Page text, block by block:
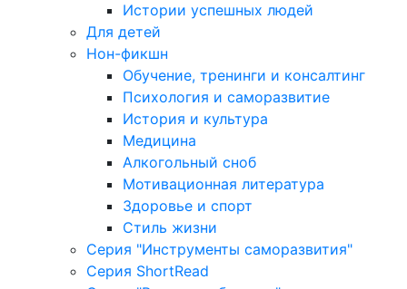
Истории успешных людей
Для детей
Нон-фикшн
Обучение, тренинги и консалтинг
Психология и саморазвитие
История и культура
Медицина
Алкогольный сноб
Мотивационная литература
Здоровье и спорт
Стиль жизни
Серия "Инструменты саморазвития"
Серия ShortRead